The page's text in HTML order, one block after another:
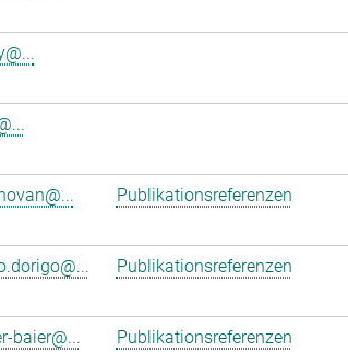
Publikationsreferenzen
Publikationsreferenzen
baier@... Publikationsreferenzen